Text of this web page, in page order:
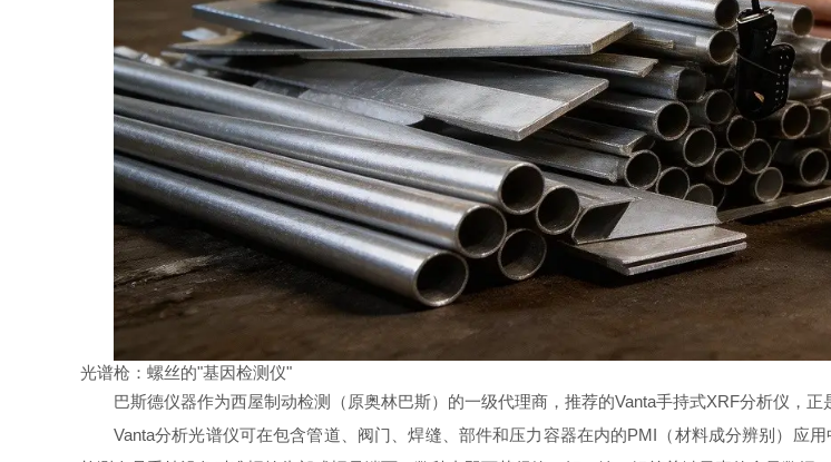
光谱枪：螺丝的"基因检测仪"
巴斯德仪器作为西屋制动检测（原奥林巴斯）的一级代理商，推荐的Vanta手持式XRF分析仪，正
Vanta分析光谱仪可在包含管道、阀门、焊缝、部件和压力容器在内的PMI（材料成分辨别）应